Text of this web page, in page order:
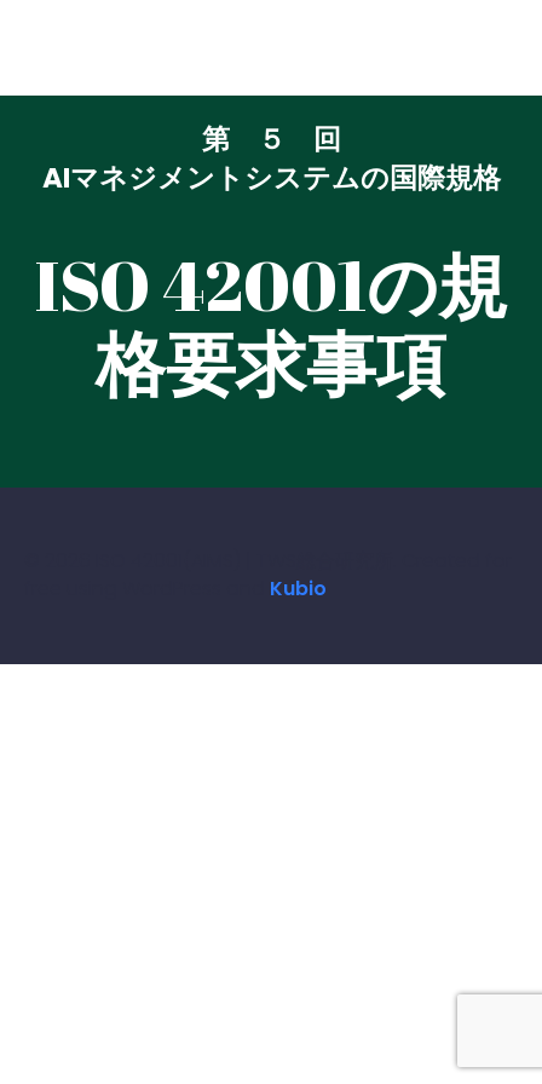
第 ５ 回
AIマネジメントシステムの国際規格
ISO 42001の規
格要求事項
Kubio